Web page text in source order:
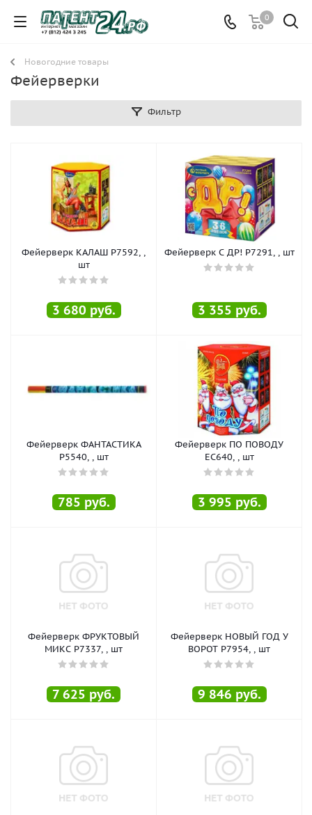
0
Новогодние товары
Фейерверки
Фильтр
Фейерверк КАЛАШ Р7592, ,
шт
3 680 руб.
Фейерверк С ДР! Р7291, , шт
3 355 руб.
Фейерверк ФАНТАСТИКА
Р5540, , шт
785 руб.
Фейерверк ПО ПОВОДУ
ЕС640, , шт
3 995 руб.
Фейерверк ФРУКТОВЫЙ
МИКС Р7337, , шт
7 625 руб.
Фейерверк НОВЫЙ ГОД У
ВОРОТ Р7954, , шт
9 846 руб.